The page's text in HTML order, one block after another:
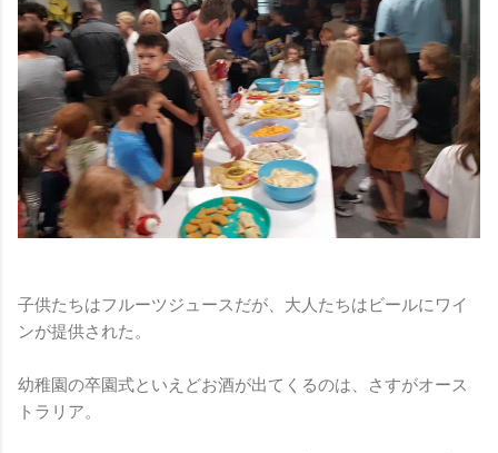
子供たちはフルーツジュースだが、大人たちはビールにワイ
ンが提供された。
幼稚園の卒園式といえどお酒が出てくるのは、さすがオース
トラリア。